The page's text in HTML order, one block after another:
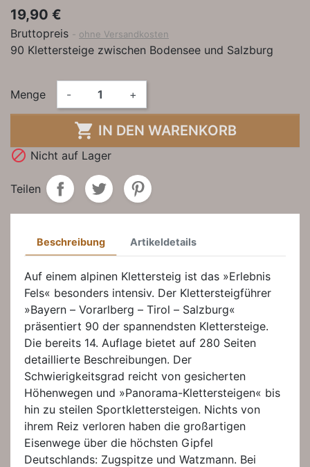
19,90 €
Bruttopreis ohne Versandkosten
90 Klettersteige zwischen Bodensee und Salzburg
Menge - +
 IN DEN WARENKORB
 Nicht auf Lager
Teilen
Beschreibung Artikeldetails
Auf einem alpinen Klettersteig ist das »Erlebnis
Fels« besonders intensiv. Der Klettersteigführer
»Bayern – Vorarlberg – Tirol – Salzburg«
präsentiert 90 der spannendsten Klettersteige.
Die bereits 14. Auflage bietet auf 280 Seiten
detaillierte Beschreibungen. Der
Schwierigkeitsgrad reicht von gesicherten
Höhenwegen und »Panorama-Klettersteigen« bis
hin zu steilen Sportklettersteigen. Nichts von
ihrem Reiz verloren haben die großartigen
Eisenwege über die höchsten Gipfel
Deutschlands: Zugspitze und Watzmann. Bei